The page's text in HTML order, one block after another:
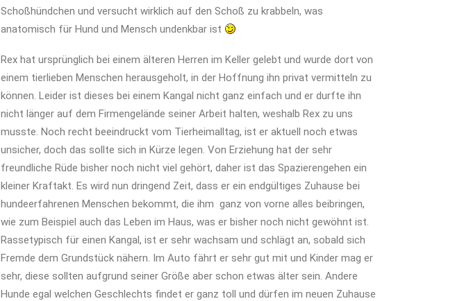
Schoßhündchen und versucht wirklich auf den Schoß zu krabbeln, was
anatomisch für Hund und Mensch undenkbar ist
Rex hat ursprünglich bei einem älteren Herren im Keller gelebt und wurde dort von
einem tierlieben Menschen herausgeholt, in der Hoffnung ihn privat vermitteln zu
können. Leider ist dieses bei einem Kangal nicht ganz einfach und er durfte ihn
nicht länger auf dem Firmengelände seiner Arbeit halten, weshalb Rex zu uns
musste. Noch recht beeindruckt vom Tierheimalltag, ist er aktuell noch etwas
unsicher, doch das sollte sich in Kürze legen. Von Erziehung hat der sehr
freundliche Rüde bisher noch nicht viel gehört, daher ist das Spazierengehen ein
kleiner Kraftakt. Es wird nun dringend Zeit, dass er ein endgültiges Zuhause bei
hundeerfahrenen Menschen bekommt, die ihm ganz von vorne alles beibringen,
wie zum Beispiel auch das Leben im Haus, was er bisher noch nicht gewöhnt ist.
Rassetypisch für einen Kangal, ist er sehr wachsam und schlägt an, sobald sich
Fremde dem Grundstück nähern. Im Auto fährt er sehr gut mit und Kinder mag er
sehr, diese sollten aufgrund seiner Größe aber schon etwas älter sein. Andere
Hunde egal welchen Geschlechts findet er ganz toll und dürfen im neuen Zuhause